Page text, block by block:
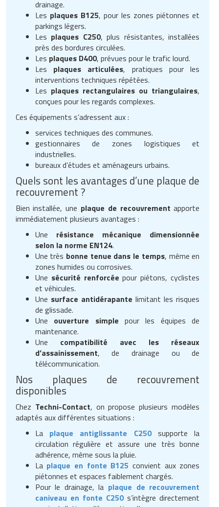
drainage.
Les plaques B125, pour les zones piétonnes et
parkings légers.
Les plaques C250, plus résistantes, installées
près des bordures circulées.
Les plaques D400, prévues pour le trafic lourd.
Les plaques articulées, pratiques pour les
interventions techniques répétées.
Les plaques rectangulaires ou triangulaires,
conçues pour les regards complexes.
Ces équipements s’adressent aux :
services techniques des communes.
gestionnaires de zones logistiques et
industrielles.
bureaux d’études et aménageurs urbains.
Quels sont les avantages d’une plaque de
recouvrement ?
Bien installée, une plaque de recouvrement apporte
immédiatement plusieurs avantages :
Une résistance mécanique dimensionnée
selon la norme EN124.
Une très bonne tenue dans le temps, même en
zones humides ou corrosives.
Une sécurité renforcée pour piétons, cyclistes
et véhicules.
Une surface antidérapante limitant les risques
de glissade.
Une ouverture simple pour les équipes de
maintenance.
Une compatibilité avec les réseaux
d’assainissement, de drainage ou de
télécommunication.
Nos plaques de recouvrement
disponibles
Chez Techni-Contact, on propose plusieurs modèles
adaptés aux différentes situations :
La plaque antiglissante C250supporte la
circulation régulière et assure une très bonne
adhérence, même sous la pluie.
La plaque en fonte B125 convient aux zones
piétonnes et espaces faiblement chargés.
Pour le drainage, la plaque de recouvrement
caniveau en fonte C250s’intègre directement